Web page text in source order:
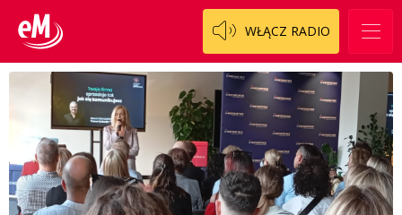
WŁĄCZ RADIO